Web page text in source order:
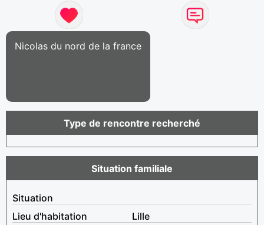
Nicolas du nord de la france
Type de rencontre recherché
Situation familiale
Situation
Lieu d'habitation
Lille